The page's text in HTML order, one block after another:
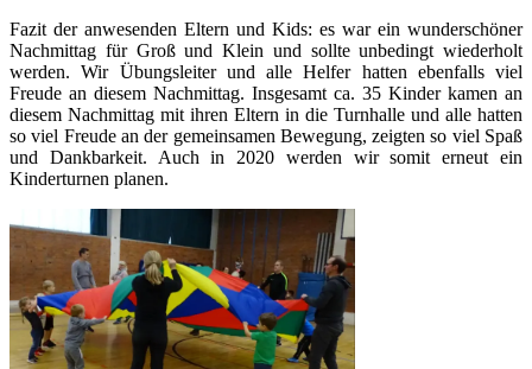
Fazit der anwesenden Eltern und Kids: es war ein wunderschöner
Nachmittag für Groß und Klein und sollte unbedingt wiederholt
werden. Wir Übungsleiter und alle Helfer hatten ebenfalls viel
Freude an diesem Nachmittag. Insgesamt ca. 35 Kinder kamen an
diesem Nachmittag mit ihren Eltern in die Turnhalle und alle hatten
so viel Freude an der gemeinsamen Bewegung, zeigten so viel Spaß
und Dankbarkeit. Auch in 2020 werden wir somit erneut ein
Kinderturnen planen.